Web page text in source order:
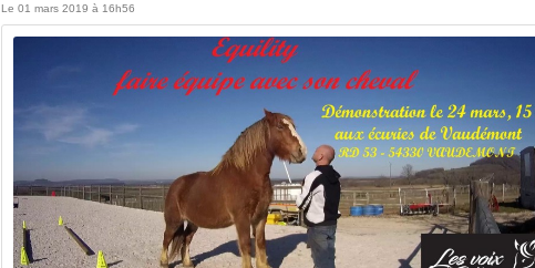
Le 01 mars 2019 à 16h56